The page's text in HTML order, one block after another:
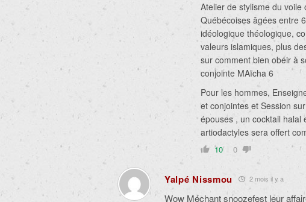
Atelier de stylisme du voile
Québécoises âgées entre
idéologique théologique,
valeurs islamiques, plus
sur comment bien obéir à
conjointe MAïcha 6
Pour les hommes,
et conjointes et Session
épouses , un cocktail halal
artiodactyles sera offert
10 0
Yalpé Nissmou 2 mois il y a
Wow Méchant snoozefest leur